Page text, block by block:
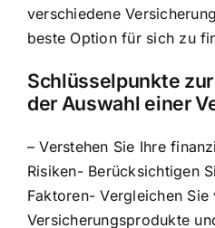
verschiedene
beste Option für sich zu
Schlüsselpunkte
der Auswahl einer
– Verstehen Sie Ihre
Risiken- Berücksichtigen
Faktoren- Vergleichen Sie
Versicherungsprodukte